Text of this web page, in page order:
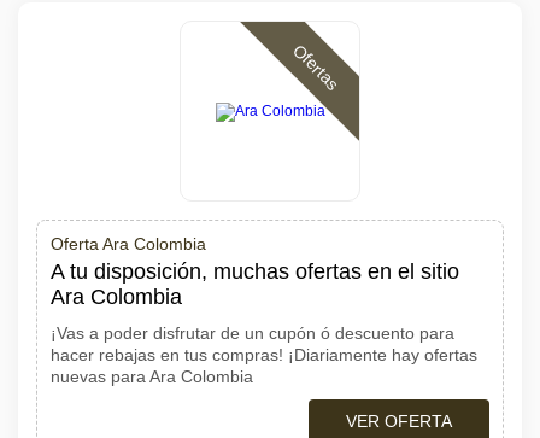
Ofertas
Oferta Ara Colombia
A tu disposición, muchas ofertas en el sitio
Ara Colombia
¡Vas a poder disfrutar de un cupón ó descuento para
hacer rebajas en tus compras! ¡Diariamente hay ofertas
nuevas para Ara Colombia
VER OFERTA